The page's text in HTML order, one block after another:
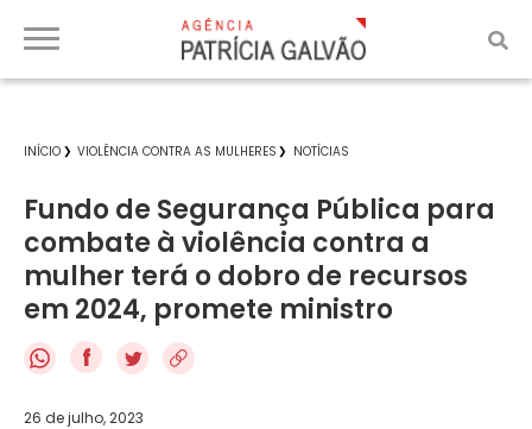
INÍCIO VIOLÊNCIA CONTRA AS MULHERES NOTÍCIAS
Fundo de Segurança Pública para
combate à violência contra a
mulher terá o dobro de recursos
em 2024, promete ministro
f
26 de julho, 2023